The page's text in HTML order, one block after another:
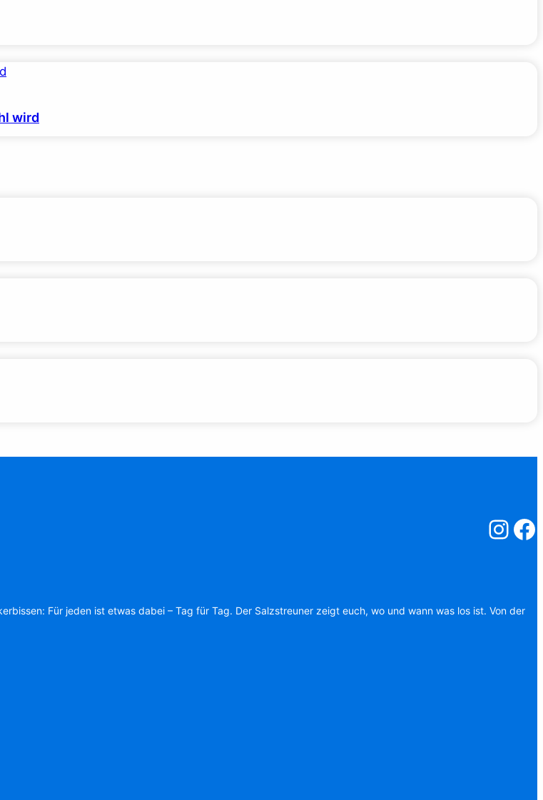
wird
Für jeden ist etwas dabei – Tag für Tag. Der Salzstreuner zeigt euch, wo und wann was los ist. Von der